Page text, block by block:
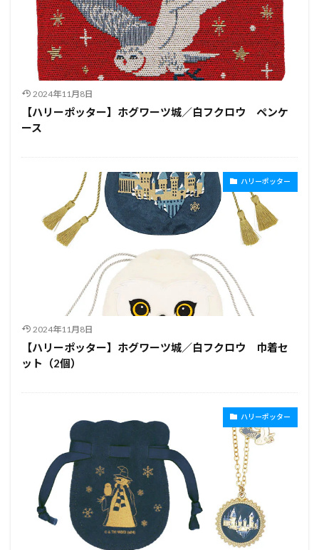
2024年11月8日
【ハリーポッター】ホグワーツ城／白フクロウ ペンケ
ース
ハリーポッター
2024年11月8日
【ハリーポッター】ホグワーツ城／白フクロウ 巾着セ
ット（2個）
ハリーポッター